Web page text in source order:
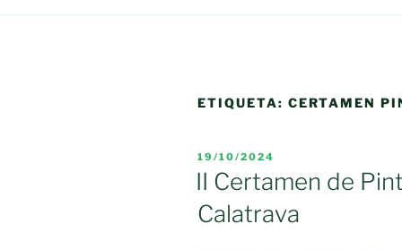
ETIQUETA: CERTAMEN
PUBLICADO
EL
19/10/2024
II Certamen de
Calatrava